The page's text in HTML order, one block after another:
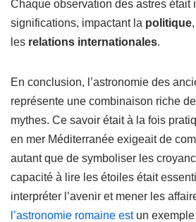
Chaque observation des astres était
significations, impactant la politique,
les relations internationales.
En conclusion, l’astronomie des
représente une combinaison riche
mythes. Ce savoir était à la fois
en mer Méditerranée exigeait de
autant que de symboliser les
capacité à lire les étoiles était
interpréter l’avenir et mener les
l’astronomie romaine estun exemple